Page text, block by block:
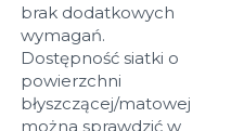
brak dodatkowych
wymagań.
Dostępność siatki o
powierzchni
błyszczącej/matowej
można sprawdzić w